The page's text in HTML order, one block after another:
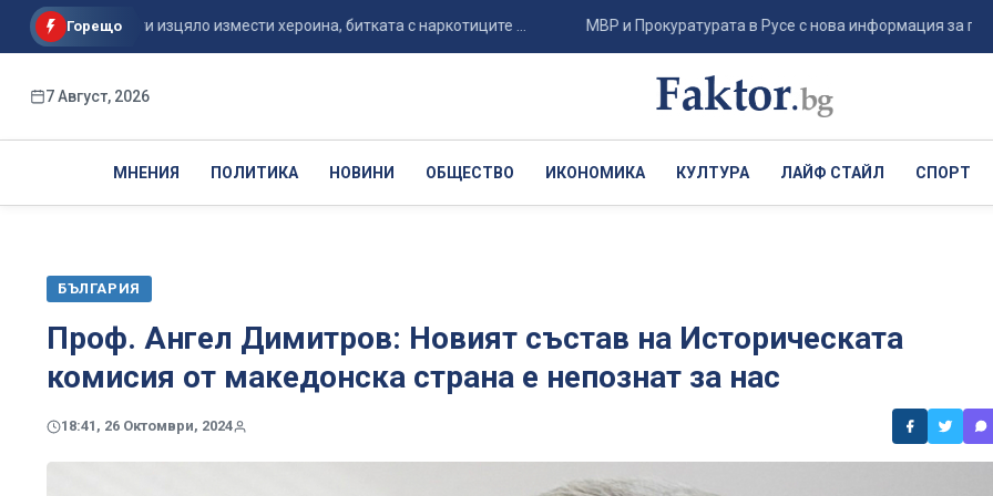
Горещо
почти изцяло измести хероина, битката с наркотиците ... МВР и Прокуратурата в Русе с нова информация за
7 Август, 2026
МНЕНИЯ ПОЛИТИКА НОВИНИ ОБЩЕСТВО ИКОНОМИКА КУЛТУРА ЛАЙФ СТАЙЛ СПОРТ
БЪЛГАРИЯ
Проф. Ангел Димитров: Новият състав на Историческата
комисия от македонска страна е непознат за нас
18:41, 26 Октомври, 2024